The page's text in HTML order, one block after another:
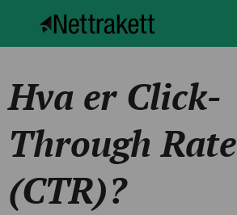
Hva er Click-
Through Rate
(CTR)?